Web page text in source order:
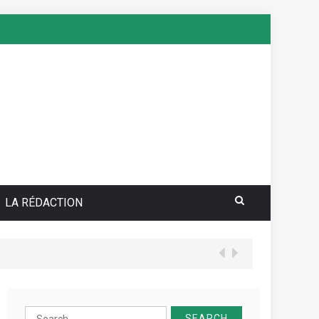
LA RÉDACTION
sea pokie play Totally free
Search